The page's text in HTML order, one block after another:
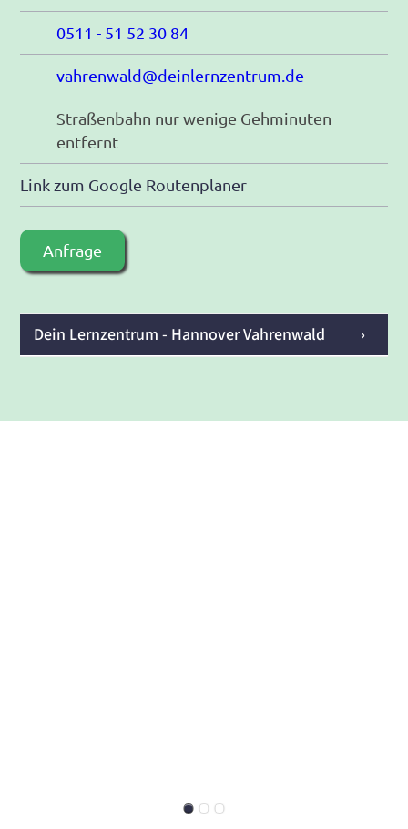
0511 - 51 52 30 84
vahrenwald@deinlernzentrum.de
Straßenbahn nur wenige Gehminuten
entfernt
Link zum Google Routenplaner
Anfrage
Dein Lernzentrum - Hannover Vahrenwald